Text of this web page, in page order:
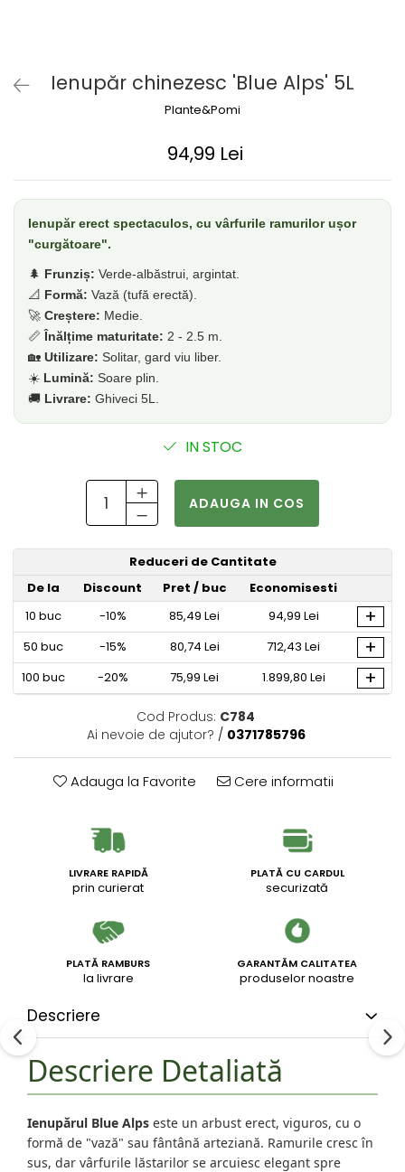
Kaki
Ienupăr chinezesc 'Blue Alps' 5L
Plante&Pomi
94,99 Lei
Ienupăr erect spectaculos, cu vârfurile ramurilor ușor
"curgătoare".
🌲 Frunziș: Verde-albăstrui, argintat.
📐 Formă: Vază (tufă erectă).
🚀 Creștere: Medie.
📏 Înălțime maturitate: 2 - 2.5 m.
🏡 Utilizare: Solitar, gard viu liber.
☀️ Lumină: Soare plin.
🚚 Livrare: Ghiveci 5L.
IN STOC
ADAUGA IN COS
Reduceri de Cantitate
De la
Discount Pret / buc
Economisesti
10 buc -10% 85,49 Lei 94,99 Lei +
50 buc -15% 80,74 Lei 712,43 Lei +
100 buc -20% 75,99 Lei 1.899,80 Lei +
Cod Produs: C784
Ai nevoie de ajutor? / 0371785796
Adauga la Favorite Cere informatii
LIVRARE RAPIDĂ
prin curierat
PLATĂ CU CARDUL
securizată
PLATĂ RAMBURS
la livrare
GARANTĂM CALITATEA
produselor noastre
Descriere
Descriere Detaliată
Ienupărul Blue Alps este un arbust erect, viguros, cu o
formă de "vază" sau fântână arteziană. Ramurile cresc în
sus, dar vârfurile lăstarilor se arcuiesc elegant spre